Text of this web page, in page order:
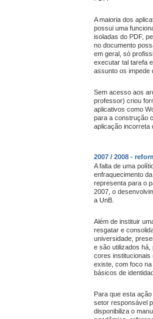
A maioria dos
possui uma
isoladas do PDF,
no documento
em geral, só
executar tal tarefa
assunto os impede
Sem acesso aos
professor) criou
aplicativos como
para a construção
aplicação incorreta
2007 / 2008 -
A falta de uma
enfraquecimento
representa para o
2007, o
a UnB.
Além de instituir
resgatar e
universidade,
e são utilizados
cores institucionais
existe, com foco
básicos de
Para que esta
setor responsável
disponibiliza o